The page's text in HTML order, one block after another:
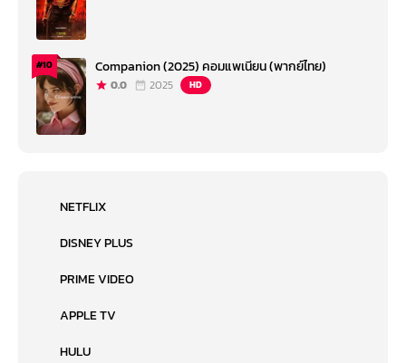
#10 Companion (2025) คอมแพเนียน (พากย์ไทย)
0.0 2025 HD
NETFLIX
DISNEY PLUS
PRIME VIDEO
APPLE TV
HULU